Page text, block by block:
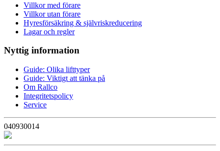
Villkor med förare
Villkor utan förare
Hyresförsäkring & självriskreducering
Lagar och regler
Nyttig information
Guide: Olika lifttyper
Guide: Viktigt att tänka på
Om Rallco
Integritetspolicy
Service
040930014